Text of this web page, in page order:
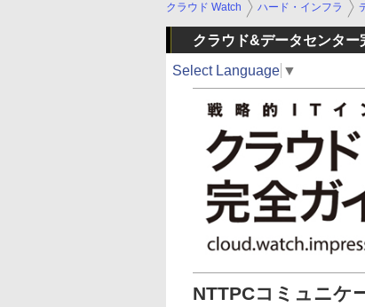
クラウド Watch ハード・インフラ
クラウド&データセンタ
Select Language ▼
NTTPCコミュニケ